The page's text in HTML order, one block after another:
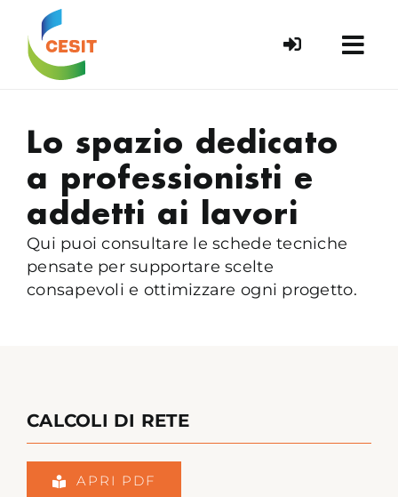
content
Lo spazio dedicato
a professionisti e
addetti ai lavori
Qui puoi consultare le schede tecniche
pensate per supportare scelte
consapevoli e ottimizzare ogni progetto.
CALCOLI DI RETE
APRI PDF